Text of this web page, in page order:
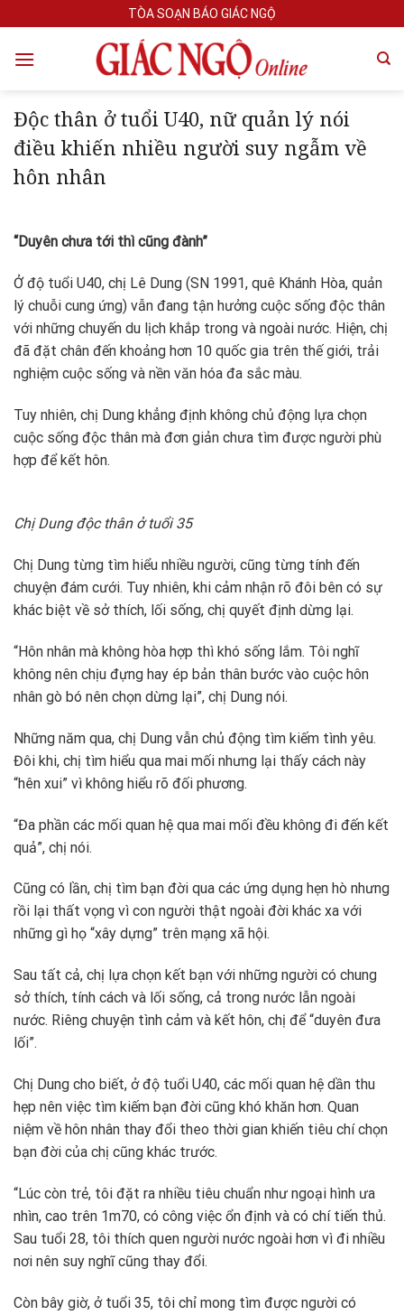
to
content
TÒA SOẠN BÁO GIÁC NGỘ
Độc thân ở tuổi U40, nữ quản lý nói
điều khiến nhiều người suy ngẫm về
hôn nhân
“Duyên chưa tới thì cũng đành”
Ở độ tuổi U40, chị Lê Dung (SN 1991, quê Khánh Hòa, quản
lý chuỗi cung ứng) vẫn đang tận hưởng cuộc sống độc thân
với những chuyến du lịch khắp trong và ngoài nước. Hiện, chị
đã đặt chân đến khoảng hơn 10 quốc gia trên thế giới, trải
nghiệm cuộc sống và nền văn hóa đa sắc màu.
Tuy nhiên, chị Dung khẳng định không chủ động lựa chọn
cuộc sống độc thân mà đơn giản chưa tìm được người phù
hợp để kết hôn.
Chị Dung độc thân ở tuổi 35
Chị Dung từng tìm hiểu nhiều người, cũng từng tính đến
chuyện đám cưới. Tuy nhiên, khi cảm nhận rõ đôi bên có sự
khác biệt về sở thích, lối sống, chị quyết định dừng lại.
“Hôn nhân mà không hòa hợp thì khó sống lắm. Tôi nghĩ
không nên chịu đựng hay ép bản thân bước vào cuộc hôn
nhân gò bó nên chọn dừng lại”, chị Dung nói.
Những năm qua, chị Dung vẫn chủ động tìm kiếm tình yêu.
Đôi khi, chị tìm hiểu qua mai mối nhưng lại thấy cách này
“hên xui” vì không hiểu rõ đối phương.
“Đa phần các mối quan hệ qua mai mối đều không đi đến kết
quả”, chị nói.
Cũng có lần, chị tìm bạn đời qua các ứng dụng hẹn hò nhưng
rồi lại thất vọng vì con người thật ngoài đời khác xa với
những gì họ “xây dựng” trên mạng xã hội.
Sau tất cả, chị lựa chọn kết bạn với những người có chung
sở thích, tính cách và lối sống, cả trong nước lẫn ngoài
nước. Riêng chuyện tình cảm và kết hôn, chị để “duyên đưa
lối”.
Chị Dung cho biết, ở độ tuổi U40, các mối quan hệ dần thu
hẹp nên việc tìm kiếm bạn đời cũng khó khăn hơn. Quan
niệm về hôn nhân thay đổi theo thời gian khiến tiêu chí chọn
bạn đời của chị cũng khác trước.
“Lúc còn trẻ, tôi đặt ra nhiều tiêu chuẩn như ngoại hình ưa
nhìn, cao trên 1m70, có công việc ổn định và có chí tiến thủ.
Sau tuổi 28, tôi thích quen người nước ngoài hơn vì đi nhiều
nơi nên suy nghĩ cũng thay đổi.
Còn bây giờ, ở tuổi 35, tôi chỉ mong tìm được người có